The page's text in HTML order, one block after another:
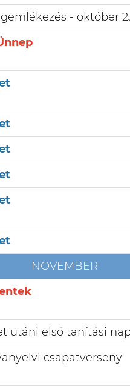
- október
NOVEMBER
utáni első tanítási
csapatverseny